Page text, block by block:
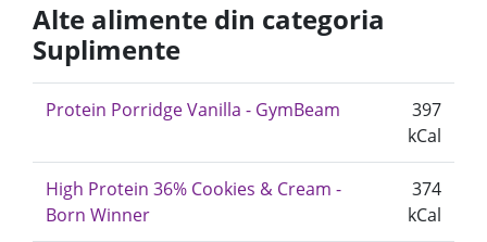
Alte alimente din categoria
Suplimente
Protein Porridge Vanilla - GymBeam
397
kCal
High Protein 36% Cookies & Cream -
Born Winner
374
kCal